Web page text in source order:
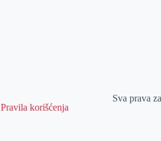
Pravila korišćenja
Sva prava